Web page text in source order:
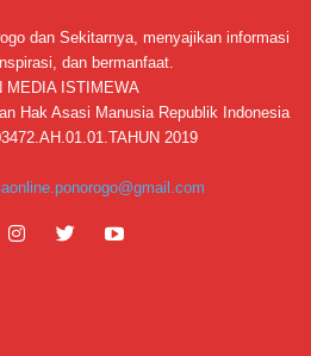
dan Sekitarnya, menyajikan informasi
dan bermanfaat.
MEDIA ISTIMEWA
Hak Asasi Manusia Republik Indonesia
2019